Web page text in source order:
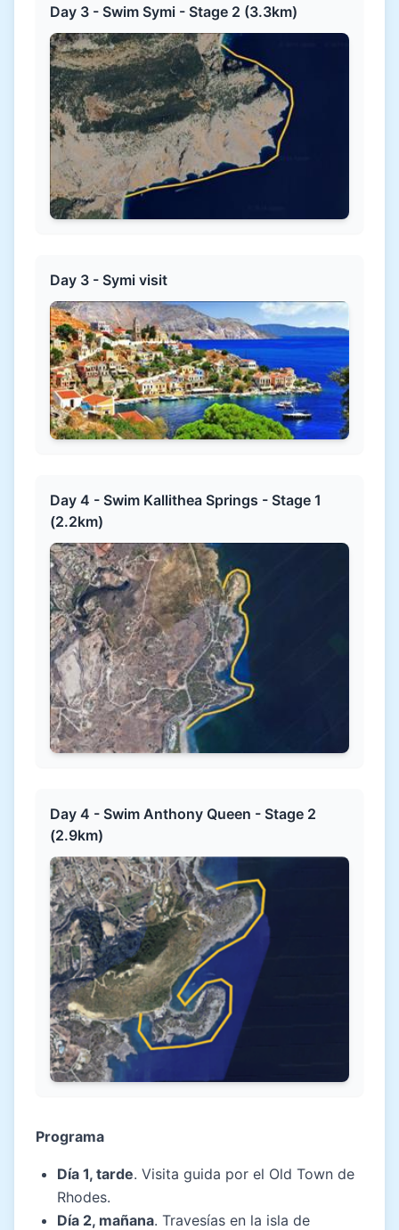
Day 3 - Swim Symi - Stage 2 (3.3km)
Day 3 - Symi visit
Day 4 - Swim Kallithea Springs - Stage 1
(2.2km)
Day 4 - Swim Anthony Queen - Stage 2
(2.9km)
Programa
Día 1, tarde. Visita guida por el Old Town de
Rhodes.
Día 2, mañana. Travesías en la isla de